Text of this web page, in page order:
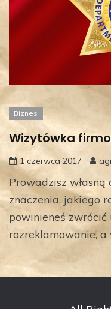
Biznes
Wizytówka
1 czerwca 2017
Prowadzisz własną
znaczenia, jakiego
powinieneś zwrócić
rozreklamowanie,